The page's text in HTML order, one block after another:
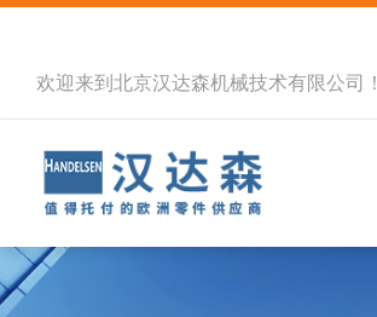
欢迎来到北京汉达森机械技术有限公司！